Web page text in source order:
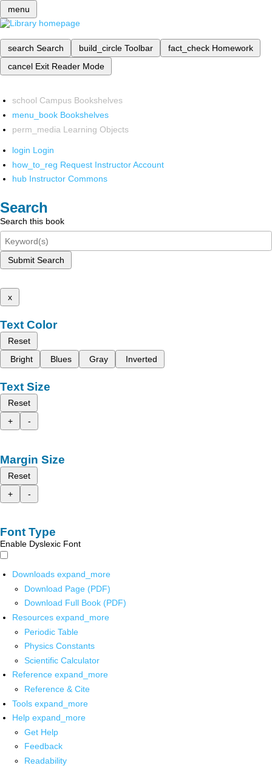
menu
search Search build_circle Toolbar fact_check Homework
cancel Exit Reader Mode
school Campus Bookshelves
menu_book Bookshelves
perm_media Learning Objects
login Login
how_to_reg Request Instructor Account
hub Instructor Commons
Search
Search this book
Submit Search
x
Text Color
Reset
Bright
Blues Gray Inverted
Text Size
Reset
+
-
Margin Size
Reset
+
-
Font Type
Enable Dyslexic Font
Downloads expand_more
Download Page (PDF)
Download Full Book (PDF)
Resources expand_more
Periodic Table
Physics Constants
Scientific Calculator
Reference expand_more
Reference & Cite
Tools expand_more
Help expand_more
Get Help
Feedback
Readability